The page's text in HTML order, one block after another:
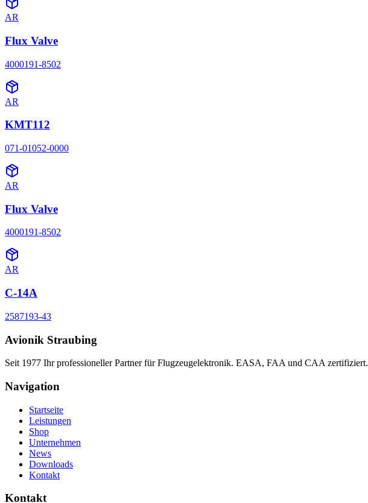
AR
Flux Valve
4000191-8502
AR
KMT112
071-01052-0000
AR
Flux Valve
4000191-8502
AR
C-14A
2587193-43
Avionik Straubing
Seit 1977 Ihr professioneller Partner für Flugzeugelektronik. EASA, FAA und CAA zertifiziert.
Navigation
Startseite
Leistungen
Shop
Unternehmen
News
Downloads
Kontakt
Kontakt